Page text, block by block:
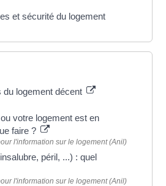
et sécurité du logement
du logement décent
votre logement est en
faire ?
l'information sur le logement (Anil)
péril, ...) : quel
l'information sur le logement (Anil)